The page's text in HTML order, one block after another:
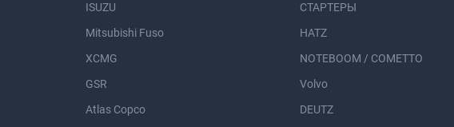
ISUZU
СТАРТЕРЫ
Mitsubishi Fuso
HATZ
XCMG
NOTEBOOM / COMETTO
GSR
Volvo
Atlas Copco
DEUTZ